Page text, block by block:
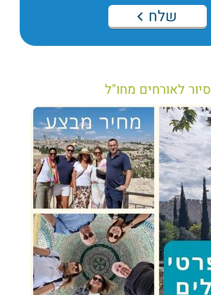
שלח
סיור לאורחים מחו"ל